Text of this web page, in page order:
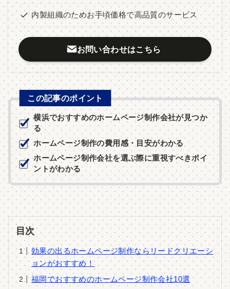
内製組織のためお手頃価格で高品質のサービス
お問い合わせはこちら
この記事のポイント
横浜でおすすめのホームページ制作会社が見つか
る
ホームページ制作の費用感・目安がわかる
ホームページ制作会社を選ぶ際に重視すべきポイ
ントがわかる
目次
効果の出るホームページ制作ならリードクリエーシ
ョンがおすすめ！
福岡でおすすめのホームページ制作会社10選